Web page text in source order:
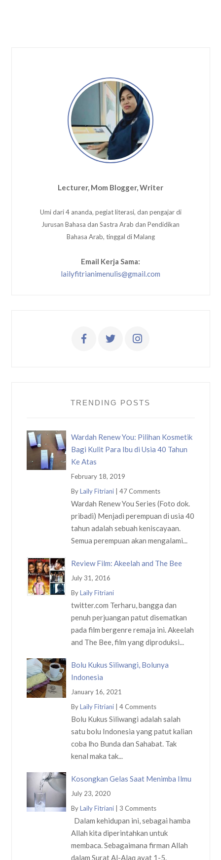
Lecturer, Mom Blogger, Writer
Umi dari 4 ananda, pegiat literasi, dan pengajar di
Jurusan Bahasa dan Sastra Arab dan Pendidikan
Bahasa Arab, tinggal di Malang
Email Kerja Sama:
lailyfitrianimenulis@gmail.com
TRENDING POSTS
Wardah Renew You: Pilihan Kosmetik
Bagi Kulit Para Ibu di Usia 40 Tahun
Ke Atas
February 18, 2019
ByLaily Fitriani| 47 Comments
Wardah Renew You Series (Foto dok.
pribadi) Menjadi perempuan di usia 40
tahun adalah sebuah keniscayaan.
Semua perempuan akan mengalami...
Review Film: Akeelah and The Bee
July 31, 2016
ByLaily Fitriani
twitter.com Terharu, bangga dan
penuh perjuangan patut disematkan
pada film bergenre remaja ini. Akeelah
and The Bee, film yang diproduksi...
Bolu Kukus Siliwangi, Bolunya
Indonesia
January 16, 2021
ByLaily Fitriani| 4 Comments
Bolu Kukus Siliwangi adalah salah
satu bolu Indonesia yang patut kalian
coba lho Bunda dan Sahabat. Tak
kenal maka tak...
Kosongkan Gelas Saat Menimba Ilmu
July 23, 2020
ByLaily Fitriani| 3 Comments
Dalam kehidupan ini, sebagai hamba
Allah kita diperintahkan untuk
membaca. Sebagaimana firman Allah
dalam Surat Al-Alaq ayat 1-5.